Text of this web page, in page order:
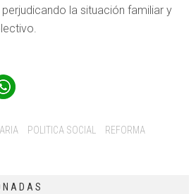
la situación familiar y
POLITICA SOCIAL
REFORMA